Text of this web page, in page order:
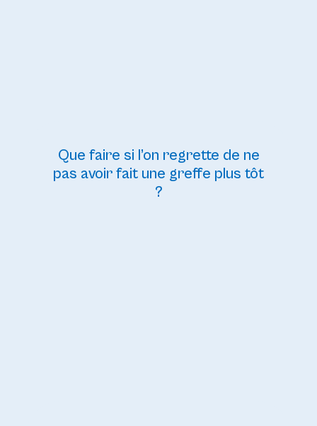
Que faire si l’on regrette de ne
pas avoir fait une greffe plus tôt
?